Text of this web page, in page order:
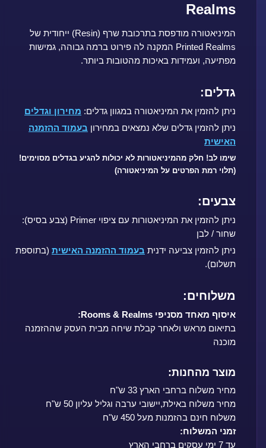
Realms
המיניאטורה מודפסת בתרכובת שרף (Resin) ייחודית של
Printed Realms המקנה לה פירוט ברמה גבוהה, גמישות
מפתיעה, ועמידות באיכות מהטובות ביותר.
גדלים:
ניתן להזמין את המיניאטורה במגוון גדלים: מחירון וגדלים
ניתן להזמין גדלים שלא נמצאים במחירון בעמוד ההזמנה
האישית
שימו לב! חלק מהמיניאטורות לא יכולות להגיע בגדלים מסוימים!
(תלוי רמת הפרטים על המיניאטורה)
צבעים:
ניתן להזמין את המיניאטורות עם ציפוי Primer (צבע בסיס):
שחור / לבן
ניתן להזמין צביעה ידנית בעמוד ההזמנה האישית (בתוספת
תשלום).
משלוחים:
איסוף מאחד מסניפי Rooms & Realms:
בתיאום מראש ולאחר קבלת שיחה מבית העסק שההזמנה
מוכנה
מוצר מהחנות:
מחיר משלוח ברחבי הארץ 33 ש"ח
מחיר משלוח באילת,יישובי ערבה וגליל עליון 50 ש"ח
משלוח חינם בהזמנות מעל 450 ש"ח
זמני המשלוח:
עד 7 ימי עסקים ברחבי הארץ